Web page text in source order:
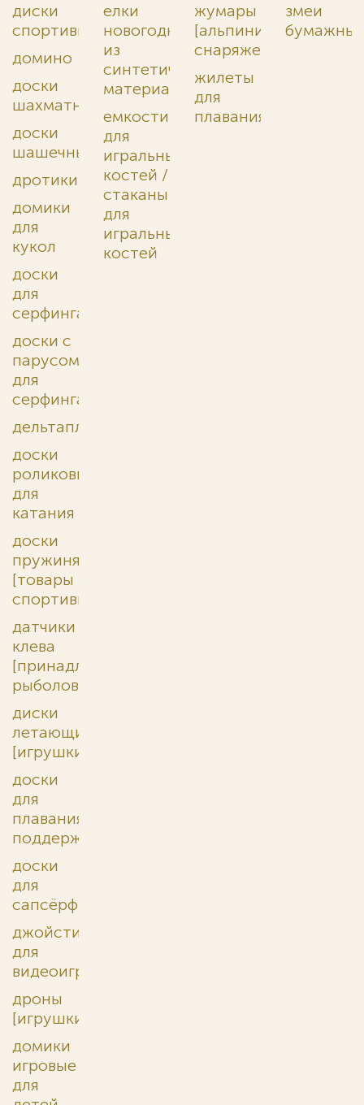
диски
спортивные
домино
доски
шахматные
доски
шашечные
дротики
домики
для
кукол
доски
для
серфинга
доски с
парусом
для
серфинга
дельтапланы
доски
роликовые
для
катания
доски
пружинящие
[товары
спортивные]
датчики
клева
[принадлежности
рыболовные]
диски
летающие
[игрушки]
доски
для
плавания
поддерживающие
доски
для
сапсёрфинга
джойстики
для
видеоигр
дроны
[игрушки]
домики
игровые
для
елки
новогодние
из
синтетических
материалов
емкости
для
игральных
костей /
стаканы
для
игральных
костей
жумары
[альпинистское
снаряжение]
жилеты
для
плавания
змеи